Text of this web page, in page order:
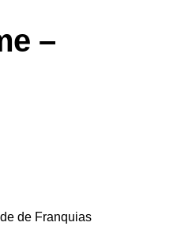
–
de Franquias